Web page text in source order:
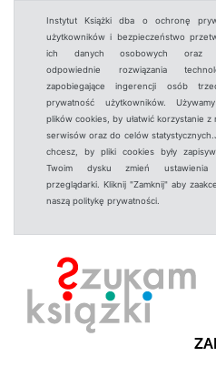
Instytut Książki dba o ochronę
użytkowników i bezpieczeństwo
ich danych osobowych oraz
odpowiednie rozwiązania
zapobiegające ingerencji osób
prywatność użytkowników.
plików cookies, by ułatwić korzystanie z
serwisów oraz do celów
chcesz, by pliki cookies były
Twoim dysku zmień ustawienia
przeglądarki. Kliknij "Zamknij" aby
naszą politykę prywatności.